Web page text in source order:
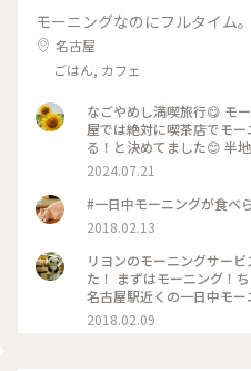
モーニングなのにフルタイム
名古屋
ごはん, カフェ
なごやめし満喫旅行😋 モ
屋では絶対に喫茶店でモ
る！と決めてました😊 半
りからはちょっと見えにく
前に到着しましたが早く
びていき、オープンする頃
事に1巡目で入店！ ソフ
ロな店内は落ち着いた雰
ひとり様が多かったです。
食べることが出来ます🥰
しました。 私はドリンク
ついてくるもの、夫はドリ
ンドセットでした。 具も
2024.07.21
#一日中モーニングが食べ
2018.02.13
リヨンのモーニングサー
た！ まずはモーニング！
名古屋駅近くの一日中モ
リヨン」へ。 ドリンク1
けました。 プレスサンド
2018.02.09